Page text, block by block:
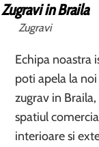
Zugravi in Braila
Zugravi
Echipa noastra
poti apela la
zugrav in
spatiul
interioare si